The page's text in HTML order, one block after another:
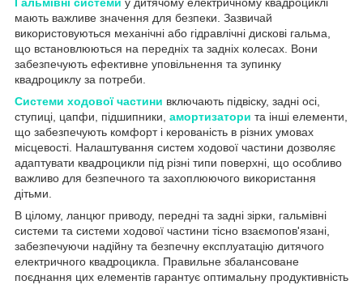
Гальмівні системи у дитячому електричному квадроциклі
мають важливе значення для безпеки. Зазвичай
використовуються механічні або гідравлічні дискові гальма,
що встановлюються на передніх та задніх колесах. Вони
забезпечують ефективне уповільнення та зупинку
квадроциклу за потреби.
Системи ходової частини включають підвіску, задні осі,
ступиці, цапфи, підшипники, амортизатори та інші елементи,
що забезпечують комфорт і керованість в різних умовах
місцевості. Налаштування систем ходової частини дозволяє
адаптувати квадроцикли під різні типи поверхні, що особливо
важливо для безпечного та захоплюючого використання
дітьми.
В цілому, ланцюг приводу, передні та задні зірки, гальмівні
системи та системи ходової частини тісно взаємопов'язані,
забезпечуючи надійну та безпечну експлуатацію дитячого
електричного квадроцикла. Правильне збалансоване
поєднання цих елементів гарантує оптимальну продуктивність